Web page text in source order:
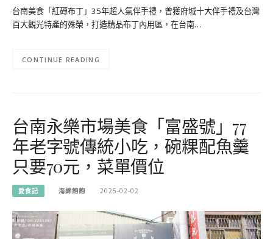
台南美食「紅磚布丁」35年超人氣伴手禮，曾獲府城十大伴手禮及台灣
百大觀光特產的殊榮，打造精品布丁內用區，在台南…
CONTINUE READING
台南永樂市場美食「富盛號」77
年老字號傳統小吃，碗粿配魚羹
只要70元，菜單價位
愛食記 海綿飽飽 2025-02-02